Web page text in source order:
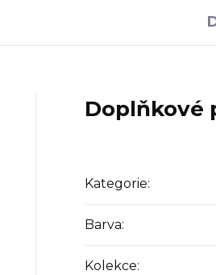
Doplňkové
Kategorie:
Barva:
Kolekce: